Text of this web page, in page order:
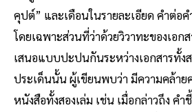
คุปต์” และเดือนในรายละเอียด คำต่อ
โดยเฉพาะส่วนที่ว่าด้วยวิวาทะของเอก
เสนอแบบปะปนกันระหว่างเอกสารทั้ง
ประเด็นนั้น ผู้เขียนพบว่า มีความคล้าย
หนังสือทั้งสองเล่ม เช่น เมื่อกล่าวถึง คำ